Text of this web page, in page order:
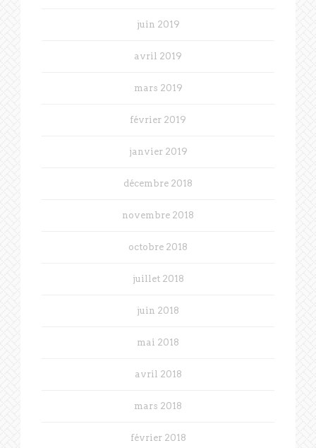
juin 2019
avril 2019
mars 2019
février 2019
janvier 2019
décembre 2018
novembre 2018
octobre 2018
juillet 2018
juin 2018
mai 2018
avril 2018
mars 2018
février 2018